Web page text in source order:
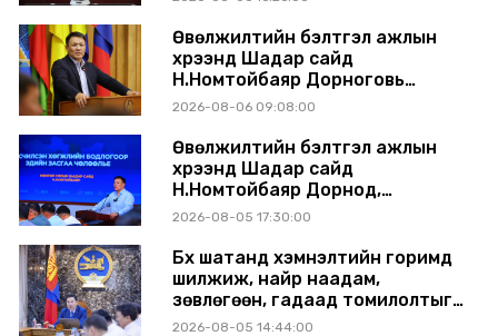
Өвөлжилтийн бэлтгэл ажлын
хүрээнд Шадар сайд
Н.Номтойбаяр Дорноговь
аймагт ажиллав
2026-08-06 09:08:00
Өвөлжилтийн бэлтгэл ажлын
хүрээнд Шадар сайд
Н.Номтойбаяр Дорнод,
Сүхбаатар аймагт ажиллав
2026-08-05 17:30:00
Бүх шатанд хэмнэлтийн горимд
шилжиж, найр наадам,
зөвлөгөөн, гадаад томилолтыг
хориглолоо
2026-08-05 14:44:00